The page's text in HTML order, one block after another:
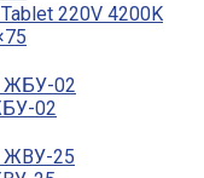
220V 4200K
02